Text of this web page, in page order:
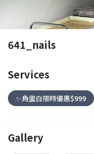
circle
641_nails
Services
✨角蛋白限時優惠$999
Gallery